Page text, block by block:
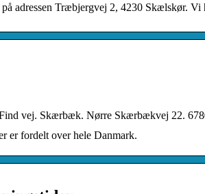
adressen Træbjergvej 2, 4230 Skælskør. Vi
vej. Skærbæk. Nørre Skærbækvej 22.
er fordelt over hele Danmark.